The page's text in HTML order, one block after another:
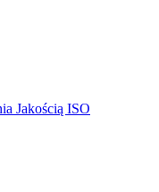
Jakością ISO